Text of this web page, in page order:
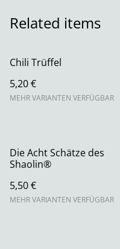
Related items
Chili Trüffel
5,20 €
MEHR VARIANTEN VERFÜGBAR
Die Acht Schätze des
Shaolin®
5,50 €
MEHR VARIANTEN VERFÜGBAR